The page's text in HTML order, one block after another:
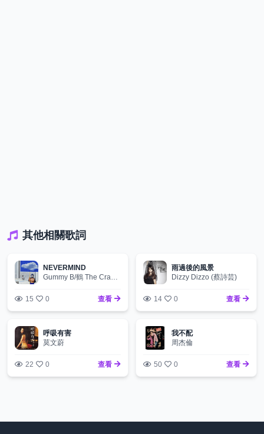
其他相關歌詞
NEVERMIND
15 0 查看
雨過後的風景
Dizzy Dizzo (蔡詩芸)
14 0 查看
呼吸有害
莫文蔚
22 0 查看
我不配
周杰倫
50 0 查看